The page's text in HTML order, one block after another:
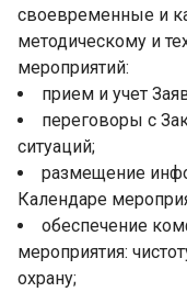
своевременные и
методическому и
мероприятий:
прием и учет
переговоры с
ситуаций;
размещение
Календаре
обеспечение
мероприятия:
охрану;